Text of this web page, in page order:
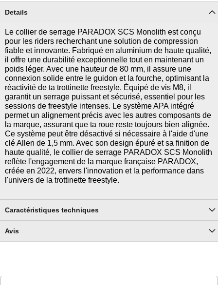
Details
Le collier de serrage PARADOX SCS Monolith est conçu
pour les riders recherchant une solution de compression
fiable et innovante. Fabriqué en aluminium de haute qualité,
il offre une durabilité exceptionnelle tout en maintenant un
poids léger. Avec une hauteur de 80 mm, il assure une
connexion solide entre le guidon et la fourche, optimisant la
réactivité de ta trottinette freestyle. Équipé de vis M8, il
garantit un serrage puissant et sécurisé, essentiel pour les
sessions de freestyle intenses. Le système APA intégré
permet un alignement précis avec les autres composants de
la marque, assurant que ta roue reste toujours bien alignée.
Ce système peut être désactivé si nécessaire à l'aide d'une
clé Allen de 1,5 mm. Avec son design épuré et sa finition de
haute qualité, le collier de serrage PARADOX SCS Monolith
reflète l'engagement de la marque française PARADOX,
créée en 2022, envers l'innovation et la performance dans
l'univers de la trottinette freestyle.
Caractéristiques techniques
Avis